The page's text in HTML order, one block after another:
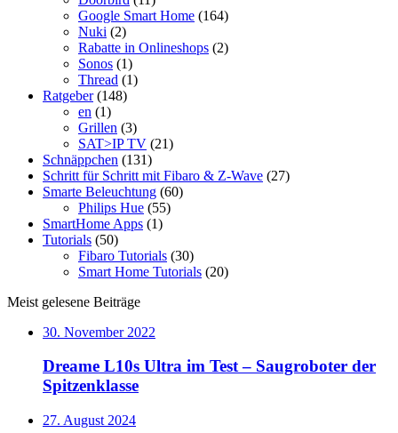
Google Smart Home (164)
Nuki (2)
Rabatte in Onlineshops (2)
Sonos (1)
Thread (1)
Ratgeber(148)
en (1)
Grillen (3)
SAT>IP TV (21)
Schnäppchen (131)
Schritt für Schritt mit Fibaro & Z-Wave (27)
Smarte Beleuchtung (60)
Philips Hue (55)
SmartHome Apps (1)
Tutorials (50)
Fibaro Tutorials (30)
Smart Home Tutorials (20)
Meist gelesene Beiträge
30. November 2022
Dreame L10s Ultra im Test – Saugroboter der
Spitzenklasse
27. August 2024